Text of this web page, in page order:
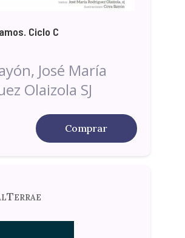
Ciclo C
José María
Olaizola SJ
Comprar